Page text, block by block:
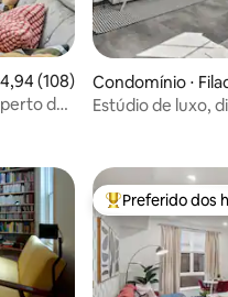
de uma avaliação média
4,94 (108)
do
Condomínio ⋅
Estúdio de luxo,
hóspedes Entre os
Preferido dos